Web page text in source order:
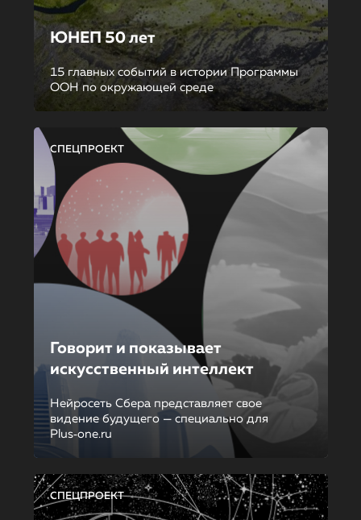
ЮНЕП 50 лет
15 главных событий в истории Программы
ООН по окружающей среде
СПЕЦПРОЕКТ
Говорит и показывает
искусственный интеллект
Нейросеть Сбера представляет свое
видение будущего — специально для
Plus‑one.ru
СПЕЦПРОЕКТ